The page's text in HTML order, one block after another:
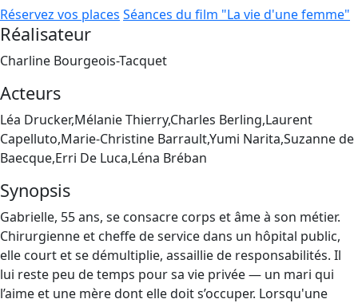
Réservez vos places Séances du film "La vie d'une femme"
Réalisateur
Charline Bourgeois-Tacquet
Acteurs
Léa Drucker,Mélanie Thierry,Charles Berling,Laurent
Capelluto,Marie-Christine Barrault,Yumi Narita,Suzanne de
Baecque,Erri De Luca,Léna Bréban
Synopsis
Gabrielle, 55 ans, se consacre corps et âme à son métier.
Chirurgienne et cheffe de service dans un hôpital public,
elle court et se démultiplie, assaillie de responsabilités. Il
lui reste peu de temps pour sa vie privée — un mari qui
l’aime et une mère dont elle doit s’occuper. Lorsqu'une